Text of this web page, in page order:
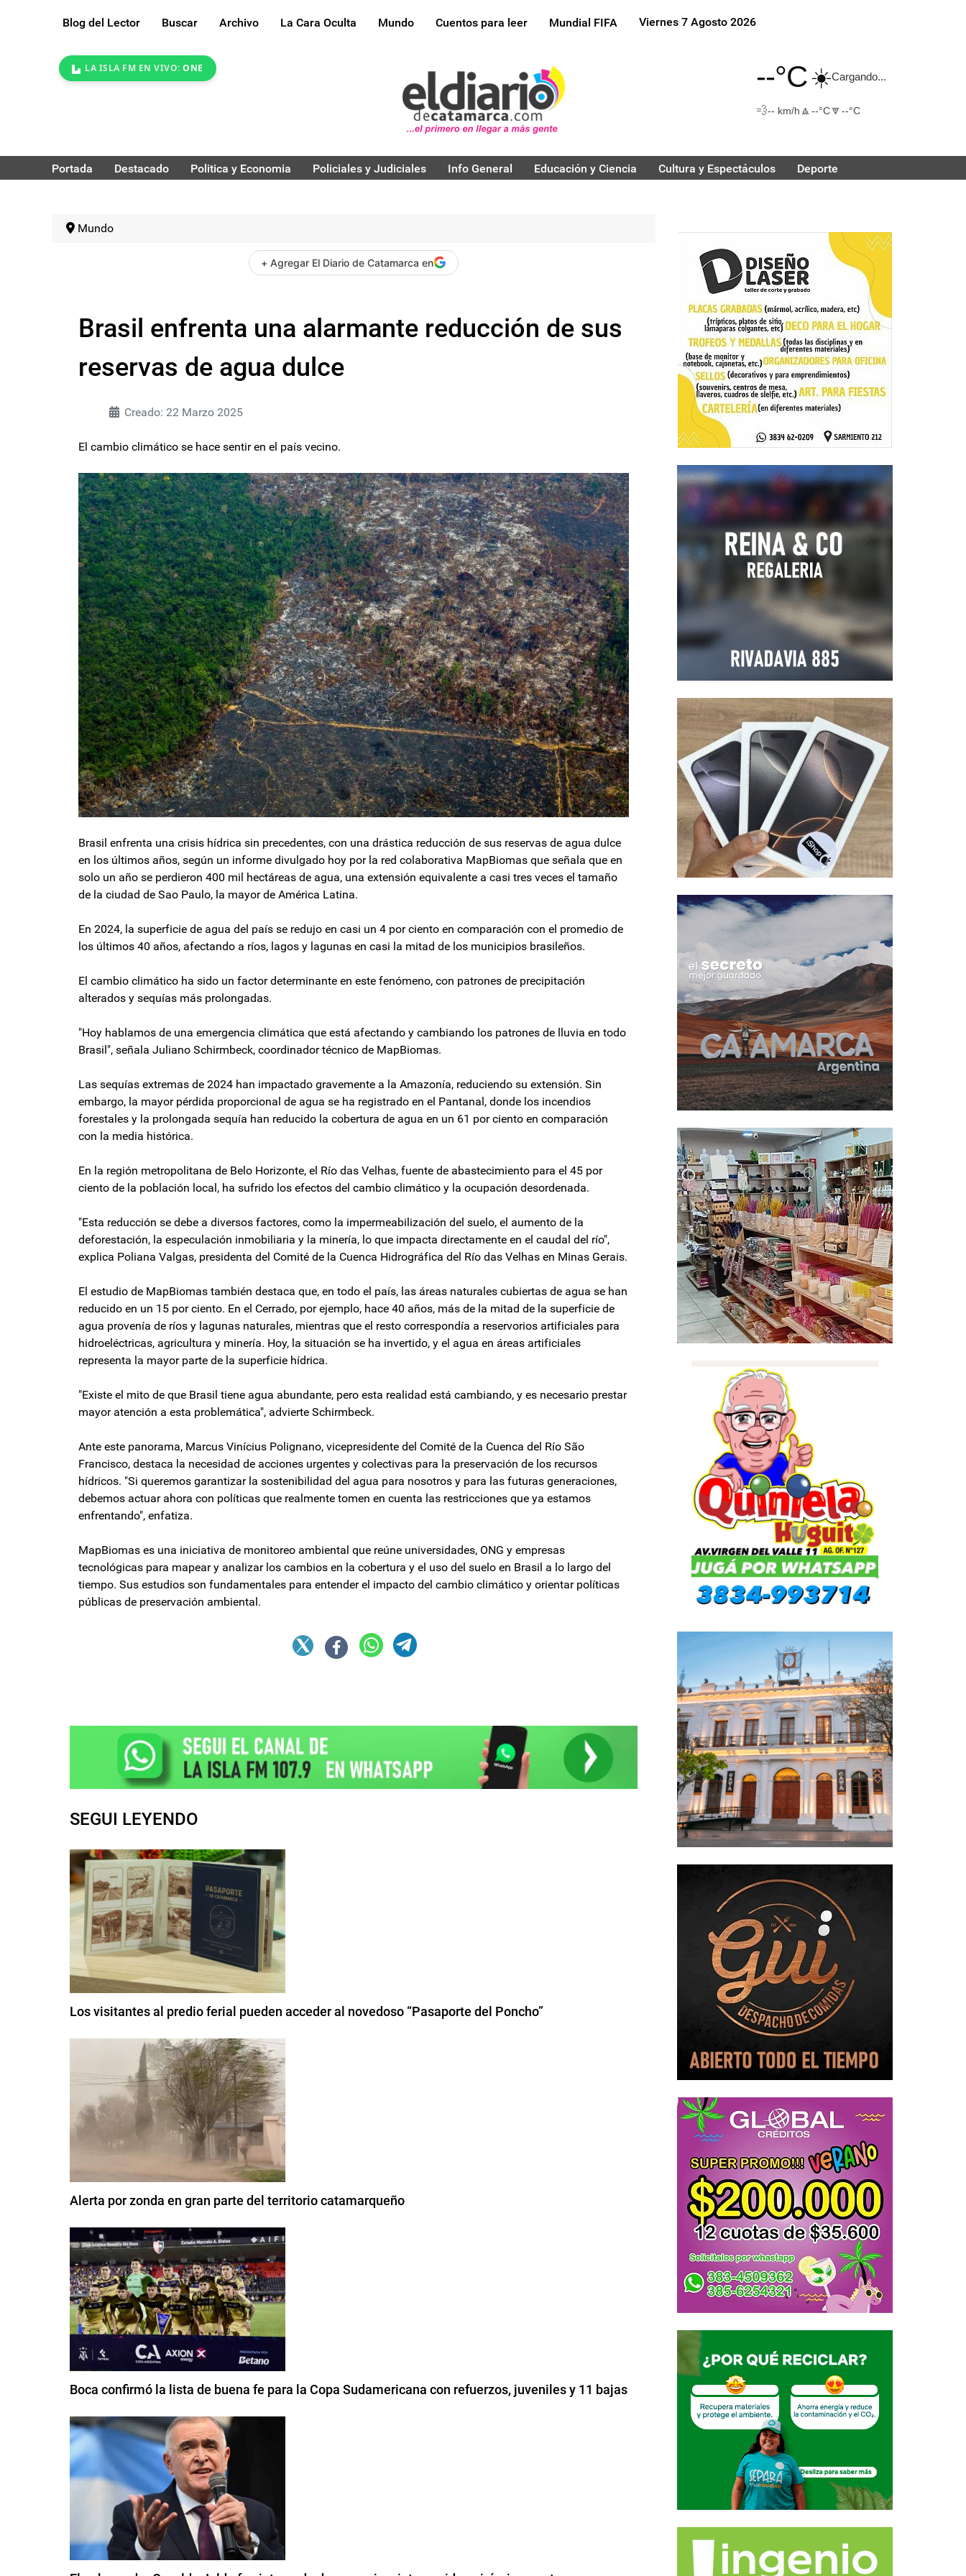
Blog del Lector Buscar Archivo La Cara Oculta Mundo Cuentos para leer Mundial FIFA Viernes 7 Agosto 2026
LA ISLA FM EN VIVO: ONE --°C☀️Cargando...
💨-- km/h 🔼 --°C🔽 --°C
Portada Destacado Politica y Economia Policiales y Judiciales Info General Educación y Ciencia Cultura y Espectáculos Deporte
Mundo
+ Agregar El Diario de Catamarca en
Brasil enfrenta una alarmante reducción de sus
reservas de agua dulce
Creado: 22 Marzo 2025
El cambio climático se hace sentir en el país vecino.
Brasil enfrenta una crisis hídrica sin precedentes, con una drástica reducción de sus reservas de agua dulce
en los últimos años, según un informe divulgado hoy por la red colaborativa MapBiomas que señala que en
solo un año se perdieron 400 mil hectáreas de agua, una extensión equivalente a casi tres veces el tamaño
de la ciudad de Sao Paulo, la mayor de América Latina.
En 2024, la superficie de agua del país se redujo en casi un 4 por ciento en comparación con el promedio de
los últimos 40 años, afectando a ríos, lagos y lagunas en casi la mitad de los municipios brasileños.
El cambio climático ha sido un factor determinante en este fenómeno, con patrones de precipitación
alterados y sequías más prolongadas.
"Hoy hablamos de una emergencia climática que está afectando y cambiando los patrones de lluvia en todo
Brasil", señala Juliano Schirmbeck, coordinador técnico de MapBiomas.
Las sequías extremas de 2024 han impactado gravemente a la Amazonía, reduciendo su extensión. Sin
embargo, la mayor pérdida proporcional de agua se ha registrado en el Pantanal, donde los incendios
forestales y la prolongada sequía han reducido la cobertura de agua en un 61 por ciento en comparación
con la media histórica.
En la región metropolitana de Belo Horizonte, el Río das Velhas, fuente de abastecimiento para el 45 por
ciento de la población local, ha sufrido los efectos del cambio climático y la ocupación desordenada.
"Esta reducción se debe a diversos factores, como la impermeabilización del suelo, el aumento de la
deforestación, la especulación inmobiliaria y la minería, lo que impacta directamente en el caudal del río",
explica Poliana Valgas, presidenta del Comité de la Cuenca Hidrográfica del Río das Velhas en Minas Gerais.
El estudio de MapBiomas también destaca que, en todo el país, las áreas naturales cubiertas de agua se han
reducido en un 15 por ciento. En el Cerrado, por ejemplo, hace 40 años, más de la mitad de la superficie de
agua provenía de ríos y lagunas naturales, mientras que el resto correspondía a reservorios artificiales para
hidroeléctricas, agricultura y minería. Hoy, la situación se ha invertido, y el agua en áreas artificiales
representa la mayor parte de la superficie hídrica.
"Existe el mito de que Brasil tiene agua abundante, pero esta realidad está cambiando, y es necesario prestar
mayor atención a esta problemática", advierte Schirmbeck.
Ante este panorama, Marcus Vinícius Polignano, vicepresidente del Comité de la Cuenca del Río São
Francisco, destaca la necesidad de acciones urgentes y colectivas para la preservación de los recursos
hídricos. "Si queremos garantizar la sostenibilidad del agua para nosotros y para las futuras generaciones,
debemos actuar ahora con políticas que realmente tomen en cuenta las restricciones que ya estamos
enfrentando", enfatiza.
MapBiomas es una iniciativa de monitoreo ambiental que reúne universidades, ONG y empresas
tecnológicas para mapear y analizar los cambios en la cobertura y el uso del suelo en Brasil a lo largo del
tiempo. Sus estudios son fundamentales para entender el impacto del cambio climático y orientar políticas
públicas de preservación ambiental.
SEGUI LEYENDO
Los visitantes al predio ferial pueden acceder al novedoso “Pasaporte del Poncho”
Alerta por zonda en gran parte del territorio catamarqueño
Boca confirmó la lista de buena fe para la Copa Sudamericana con refuerzos, juveniles y 11 bajas